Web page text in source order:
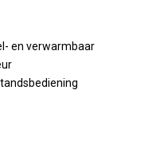
en verwarmbaar